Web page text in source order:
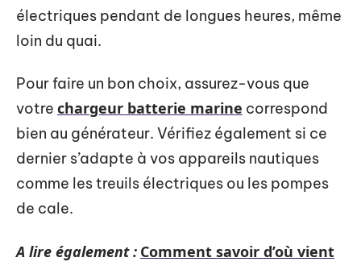
électriques pendant de longues heures, même
loin du quai.
Pour faire un bon choix, assurez-vous que
votre chargeur batterie marine correspond
bien au générateur. Vérifiez également si ce
dernier s’adapte à vos appareils nautiques
comme les treuils électriques ou les pompes
de cale.
A lire également : Comment savoir d’où vient